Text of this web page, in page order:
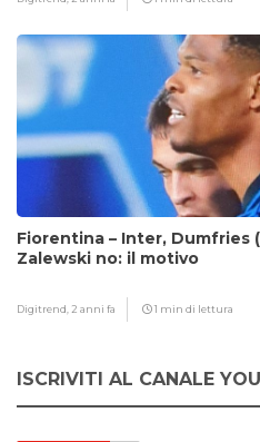
Fiorentina – Inter, Dumfries
Zalewski no: il motivo
Digitrend, 2 anni fa 1 min di lettura
ISCRIVITI AL CANALE